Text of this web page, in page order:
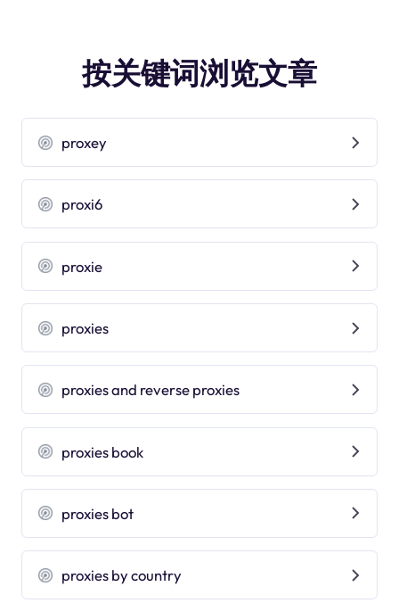
按关键词浏览文章
proxey
proxi6
proxie
proxies
proxies and reverse proxies
proxies book
proxies bot
proxies by country